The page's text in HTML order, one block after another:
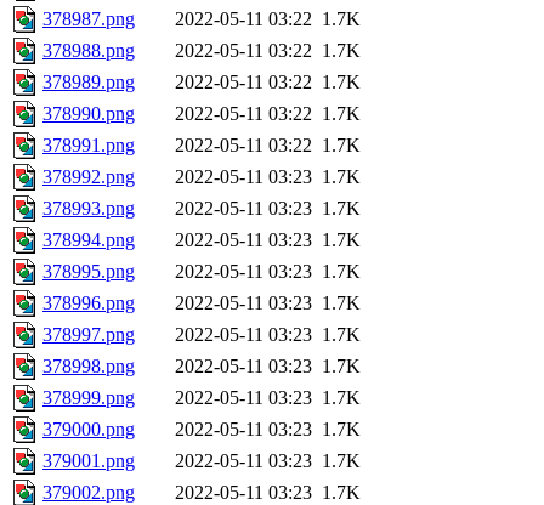
378987.png
2022-05-11 03:22 1.7K
378988.png
2022-05-11 03:22 1.7K
378989.png
2022-05-11 03:22 1.7K
378990.png
2022-05-11 03:22 1.7K
378991.png
2022-05-11 03:22 1.7K
378992.png
2022-05-11 03:23 1.7K
378993.png
2022-05-11 03:23 1.7K
378994.png
2022-05-11 03:23 1.7K
378995.png
2022-05-11 03:23 1.7K
378996.png
2022-05-11 03:23 1.7K
378997.png
2022-05-11 03:23 1.7K
378998.png
2022-05-11 03:23 1.7K
378999.png
2022-05-11 03:23 1.7K
379000.png
2022-05-11 03:23 1.7K
379001.png
2022-05-11 03:23 1.7K
379002.png
2022-05-11 03:23 1.7K